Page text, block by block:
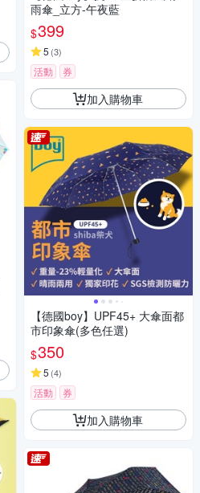
雨傘_立方-午夜藍
$399
5 (3)
活動 券
加入購物車
【德國boy】UPF45+ 大傘面都
市印象傘(多色任選)
$350
5 (4)
活動 券
加入購物車